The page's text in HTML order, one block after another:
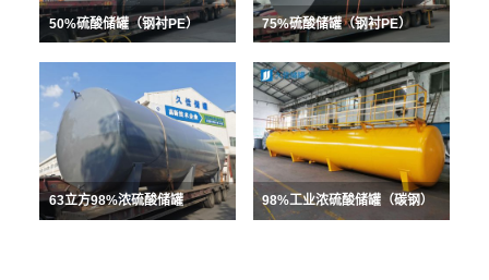
50%硫酸储罐（钢衬PE） 75%硫酸储罐（钢衬PE）
63立方98%浓硫酸储罐 98%工业浓硫酸储罐（碳钢）